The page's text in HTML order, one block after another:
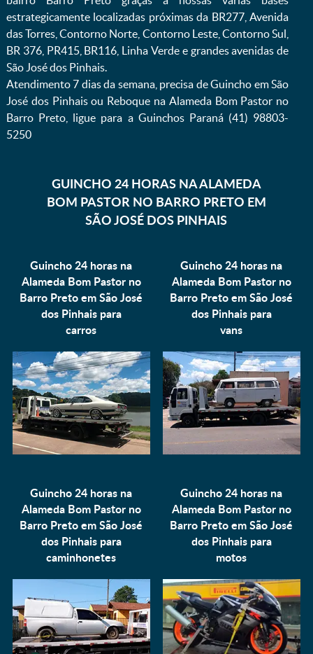
estrategicamente localizadas próximas da BR277, Avenida
das Torres, Contorno Norte, Contorno Leste, Contorno Sul,
BR 376, PR415, BR116, Linha Verde e grandes avenidas de
São José dos Pinhais.
Atendimento 7 dias da semana, precisa de Guincho em São
José dos Pinhais ou Reboque na Alameda Bom Pastor no
Barro Preto, ligue para a Guinchos Paraná (41) 98803-
5250
GUINCHO 24 HORAS NA ALAMEDA
BOM PASTOR NO BARRO PRETO EM
SÃO JOSÉ DOS PINHAIS
Guincho 24 horas na
Alameda Bom Pastor no
Barro Preto em São José
dos Pinhais para
carros
Guincho 24 horas na
Alameda Bom Pastor no
Barro Preto em São José
dos Pinhais para
vans
Guincho 24 horas na
Alameda Bom Pastor no
Barro Preto em São José
dos Pinhais para
caminhonetes
Guincho 24 horas na
Alameda Bom Pastor no
Barro Preto em São José
dos Pinhais para
motos